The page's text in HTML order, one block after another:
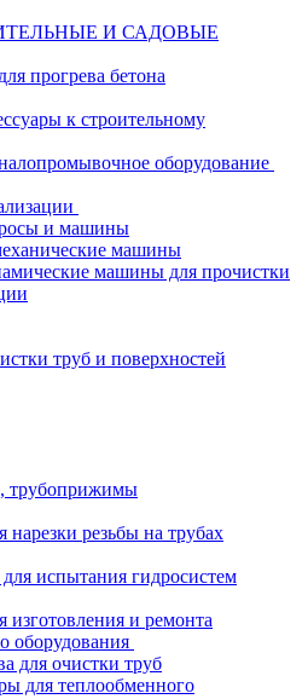
И САДОВЫЕ
прогрева бетона
к строительному
оборудование
и машины
машины
машины для прочистки
труб и поверхностей
трубоприжимы
нарезки резьбы на трубах
испытания гидросистем
изготовления и ремонта
оборудования
для очистки труб
для теплообменного